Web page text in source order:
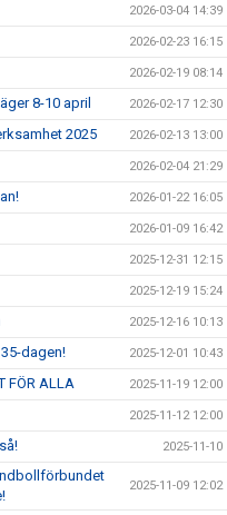
2026-03-04 14:39
2026-02-23 16:15
2026-02-19 08:14
8-10 april 2026-02-17 12:30
2025 2026-02-13 13:00
2026-02-04 21:29
2026-01-22 16:05
2026-01-09 16:42
2025-12-31 12:15
2025-12-19 15:24
2025-12-16 10:13
dagen! 2025-12-01 10:43
FÖR ALLA 2025-11-19 12:00
2025-11-12 12:00
2025-11-10
2025-11-09 12:02